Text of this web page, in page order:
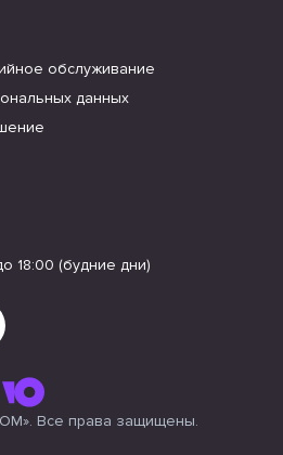
обслуживание
данных
18:00 (будние дни)
Все права защищены.